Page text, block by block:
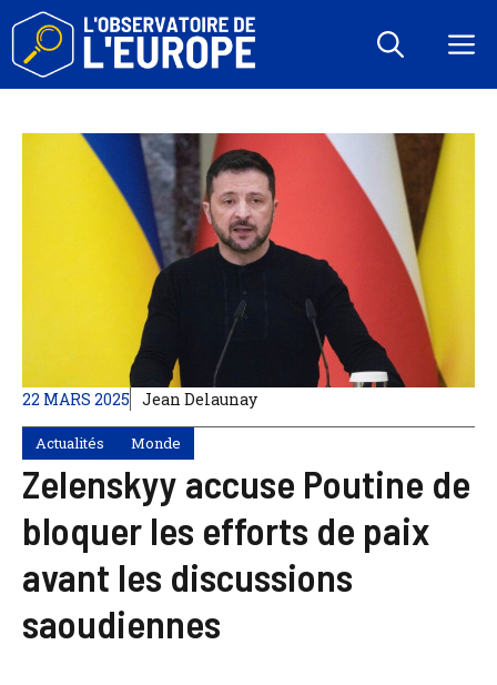
Aller
contenu
22 MARS 2025 Jean Delaunay
Actualités Monde
Zelenskyy accuse Poutine de
bloquer les efforts de paix
avant les discussions
saoudiennes